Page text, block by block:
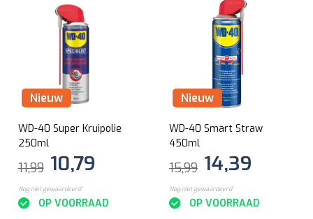
Nieuw
WD-40 Super Kruipolie
250ml
11,99 10,79
Nog niet gewaardeerd
OP VOORRAAD
Nieuw
WD-40 Smart Straw
450ml
15,99 14,39
Nog niet gewaardeerd
OP VOORRAAD